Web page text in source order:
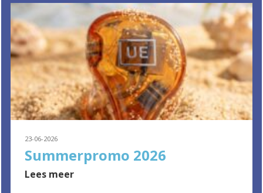
23-06-2026
Summerpromo 2026
Lees meer